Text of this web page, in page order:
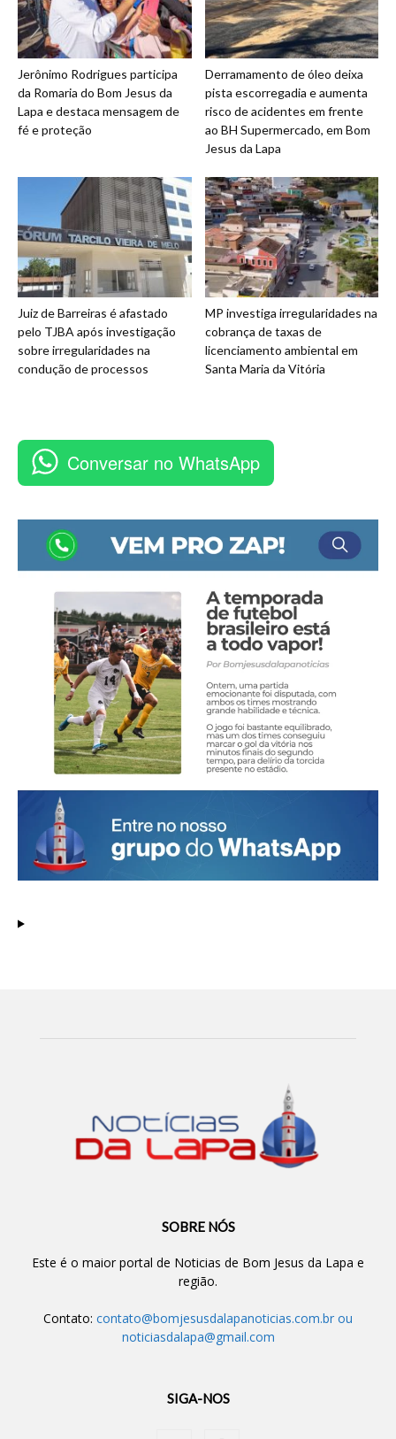
Jerônimo Rodrigues participa
da Romaria do Bom Jesus da
Lapa e destaca mensagem de
fé e proteção
Derramamento de óleo deixa
pista escorregadia e aumenta
risco de acidentes em frente
ao BH Supermercado, em Bom
Jesus da Lapa
Juiz de Barreiras é afastado
pelo TJBA após investigação
sobre irregularidades na
condução de processos
MP investiga irregularidades na
cobrança de taxas de
licenciamento ambiental em
Santa Maria da Vitória
Conversar no WhatsApp
SOBRE NÓS
Este é o maior portal de Noticias de Bom Jesus da Lapa e
região.
Contato: contato@bomjesusdalapanoticias.com.br ou
noticiasdalapa@gmail.com
SIGA-NOS